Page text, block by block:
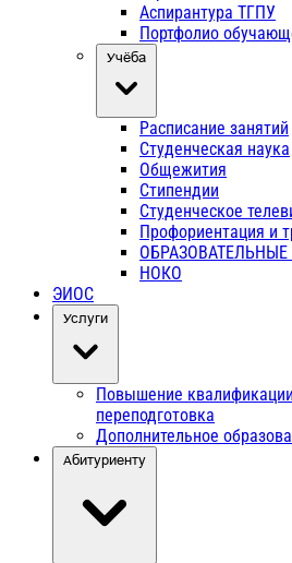
Аспирантура ТГПУ
Портфолио
Учёба
Расписание занятий
Студенческая наука
Общежития
Стипендии
Студенческое
Профориентация и
НОКО
ЭИОС
Услуги
Повышение
переподготовка
Дополнительное
Абитуриенту